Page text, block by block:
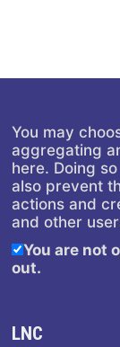
You may
aggregating
here. Doing
also prevent
actions and
and other
You are not
out.
LNC